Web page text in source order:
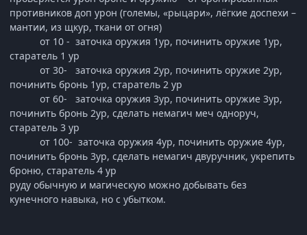
противников доп урон (големы, «рыцари», лёгкие доспехи –
мантии, из щкур, ткани от огня)
от 10 - заточка оружия 1ур, починить оружие 1ур,
старатель 1 ур
от 30- заточка оружия 2ур, починить оружие 2ур,
починить бронь 1ур, старатель 2 ур
от 60- заточка оружия 3ур, починить оружие 3ур,
починить бронь 2ур, сделать немагич меч одноруч,
старатель 3 ур
от 100- заточка оружия 4ур, починить оружие 4ур,
починить бронь 3ур, сделать немагич двуручник, укрепить
броню, старатель 4 ур
руду обычную и магическую можно добывать без
кунечного навыка, но с убытком.